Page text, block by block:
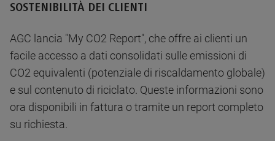
SOSTENIBILITÀ DEI CLIENTI
AGC lancia "My CO2 Report", che offre ai clienti un
facile accesso a dati consolidati sulle emissioni di
CO2 equivalenti (potenziale di riscaldamento globale)
e sul contenuto di riciclato. Queste informazioni sono
ora disponibili in fattura o tramite un report completo
su richiesta.